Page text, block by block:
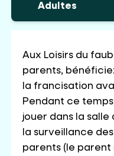
Adultes
Aux Loisirs du
parents,
la francisation
Pendant ce
jouer dans la
la surveillance
parents (le